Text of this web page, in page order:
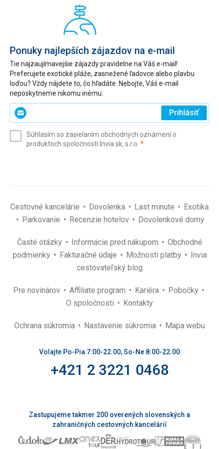
Ponuky najlepších zájazdov na e-mail
Tie najzaujímavejšie zájazdy pravidelne na Váš e-mail!
Preferujete exotické pláže, zasnežené ľadovce alebo plavbu
loďou? Vždy nájdete to, čo hľadáte. Nebojte, Váš e-mail
neposkytneme nikomu inému.
Zadajte
svoj
(povinné)
Prihlásiť
Súhlasím so zasielaním obchodných oznámení o
produktoch spoločnosti Invia.sk, s.r.o. *(povinné)
Cestovné kancelárie Dovolenka Last minute
Exotika
Parkovanie
Recenzie hotelov Dovolenkové domy
Časté otázky Informácie pred nákupom
Obchodné
podmienky
Fakturačné údaje Možnosti platby
Invia
cestovateľský blog
Pre novinárov Affiliate program Kariéra
Pobočky
O spoločnosti
Kontakty
Ochrana súkromia Nastavenie súkromia Mapa webu
Volajte Po-Pia 7:00-22:00, So-Ne 8:00-22:00
+421 2 3221 0468
Zastupujeme takmer 200 overených slovenských a
zahraničných cestovných kancelárií